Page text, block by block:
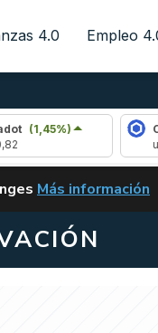
4.0 Empleo
Chainlink
CLARITY ACT EN
Más información